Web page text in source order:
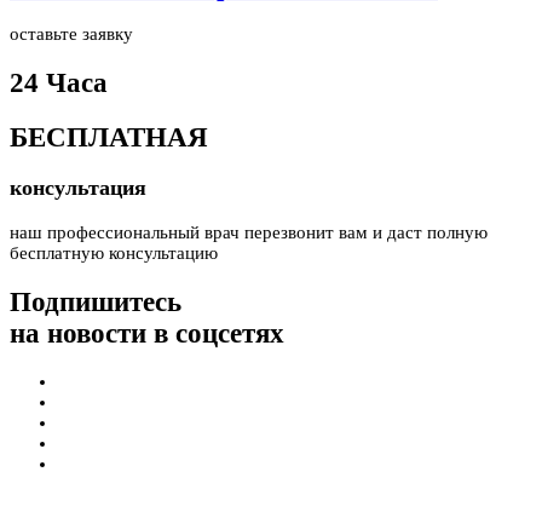
оставьте заявку
24 Часа
БЕСПЛАТНАЯ
консультация
наш профессиональный врач перезвонит вам и даст полную
бесплатную консультацию
Подпишитесь
на новости в соцсетях